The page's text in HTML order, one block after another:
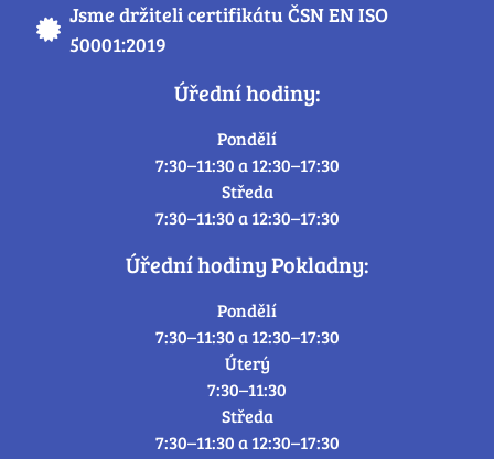
Jsme držiteli certifikátu ČSN EN ISO
50001:2019
Úřední hodiny:
Pondělí
7:30–11:30 a 12:30–17:30
Středa
7:30–11:30 a 12:30–17:30
Úřední hodiny Pokladny:
Pondělí
7:30–11:30 a 12:30–17:30
Úterý
7:30–11:30
Středa
7:30–11:30 a 12:30–17:30